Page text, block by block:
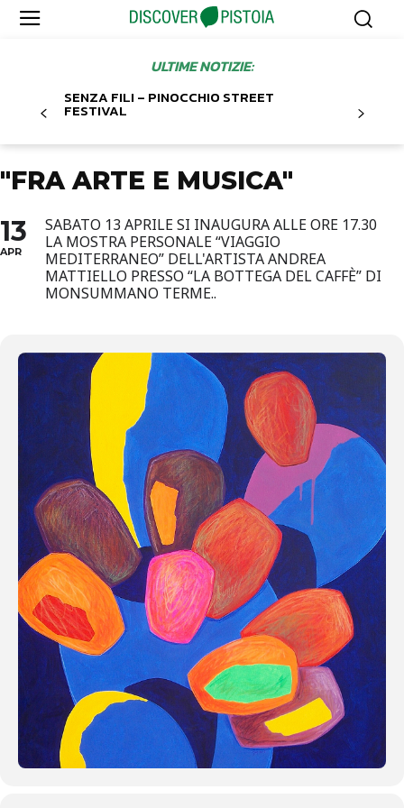
ULTIME NOTIZIE:
SENZA FILI – PINOCCHIO STREET
FESTIVAL
"FRA ARTE E MUSICA"
13
APR
SABATO 13 APRILE SI INAUGURA ALLE ORE 17.30
LA MOSTRA PERSONALE “VIAGGIO
MEDITERRANEO” DELL'ARTISTA ANDREA
MATTIELLO PRESSO “LA BOTTEGA DEL CAFFÈ” DI
MONSUMMANO TERME..